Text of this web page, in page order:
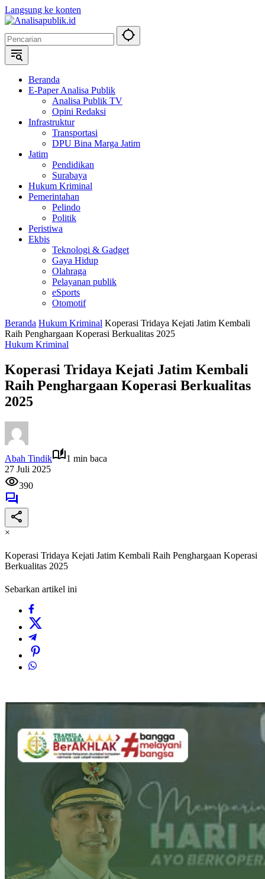
Langsung ke konten
Beranda
E-Paper Analisa Publik
Analisa Publik TV
Opini Redaksi
Infrastruktur
Transportasi
DPU Bina Marga Jatim
Jatim
Pendidikan
Surabaya
Hukum Kriminal
Pemerintahan
Pelindo
Politik
Peristiwa
Ekbis
Teknologi & Gadget
Gaya Hidup
Olahraga
Pelayanan publik
eSports
Otomotif
Beranda Hukum Kriminal Koperasi Tridaya Kejati Jatim Kembali
Raih Penghargaan Koperasi Berkualitas 2025
Hukum Kriminal
Koperasi Tridaya Kejati Jatim Kembali
Raih Penghargaan Koperasi Berkualitas
2025
Abah Tindik
1 min baca
27 Juli 2025
390
×
Koperasi Tridaya Kejati Jatim Kembali Raih Penghargaan Koperasi
Berkualitas 2025
Sebarkan artikel ini